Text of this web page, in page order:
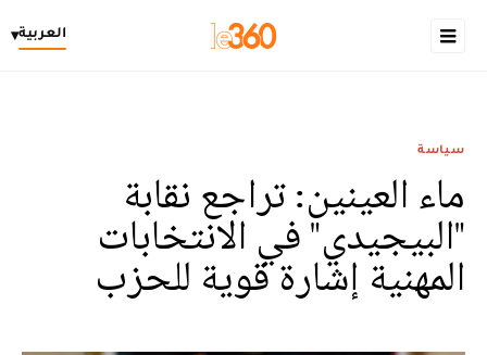
العربية▾
سياسة
ماء العينين: تراجع نقابة
"البيجيدي" في الانتخابات
المهنية إشارة قوية للحزب